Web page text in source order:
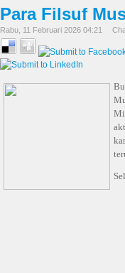
Para Filsuf
Rabu, 11 Februari 2026 04:21